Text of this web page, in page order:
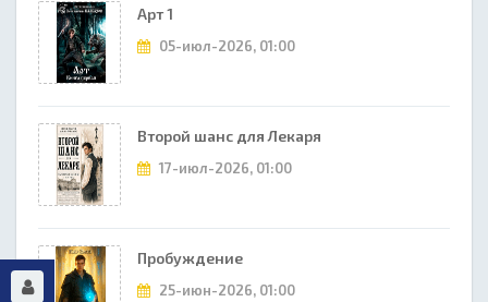
Арт 1
05-июл-2026, 01:00
Второй шанс для Лекаря
17-июл-2026, 01:00
Пробуждение
25-июн-2026, 01:00